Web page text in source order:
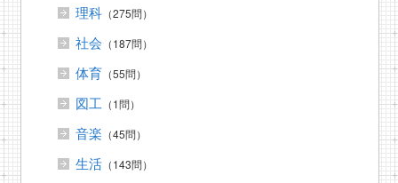
理科（275問）
社会 （187問）
体育（55問）
図工 （1問）
音楽 （45問）
生活（143問）